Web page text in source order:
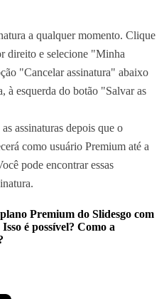
a qualquer momento. Clique
direito e selecione "Minha
"Cancelar assinatura" abaixo
à esquerda do botão "Salvar as
assinaturas depois que o
como usuário Premium até a
pode encontrar essas
Premium do Slidesgo com
é possível? Como a